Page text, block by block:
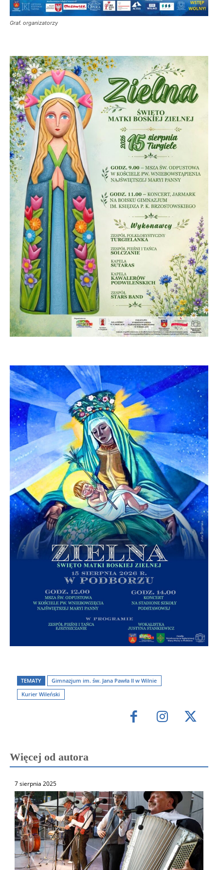
Graf. organizatorzy
TEMATY
Gimnazjum im. św. Jana Pawła II w Wilnie
Kurier Wileński
Więcej od autora
7 sierpnia 2025